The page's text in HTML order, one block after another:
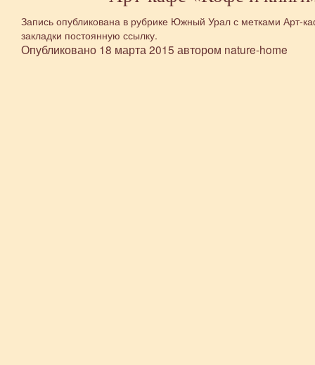
Запись опубликована в рубрике Южный Уралс метками Арт-
закладки постоянную ссылку.
Опубликовано 18 марта 2015 автором nature-home